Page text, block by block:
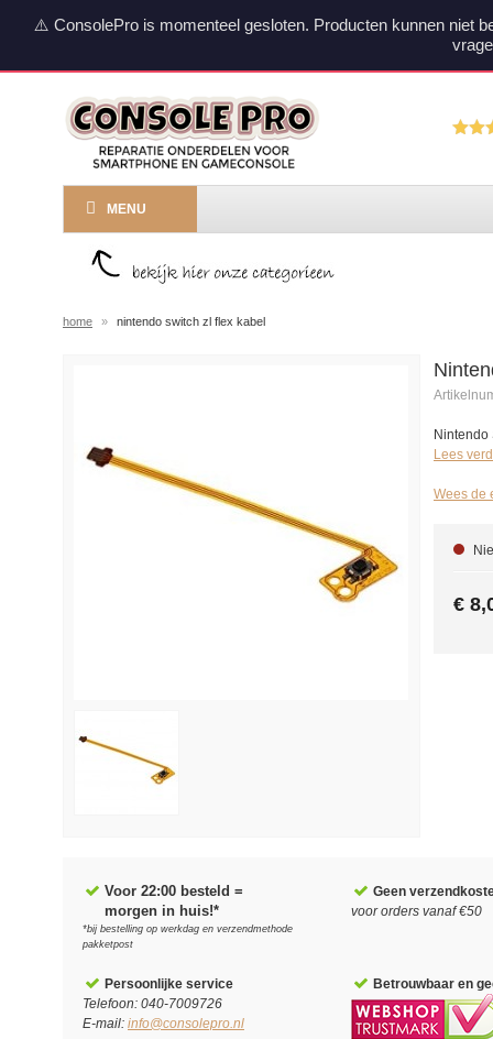
⚠️ ConsolePro is momenteel gesloten. Producten kunnen niet
MENU
home » nintendo switch zl flex kabel
Nintendo
Lees
Wees de
€
Voor 22:00 besteld =
morgen in huis!*
*bij bestelling op werkdag en verzendmethode
pakketpost
Geen
voor orders vanaf €50
Persoonlijke service
Telefoon: 040-7009726
E-mail: info@consolepro.nl
Betrouwbaar en